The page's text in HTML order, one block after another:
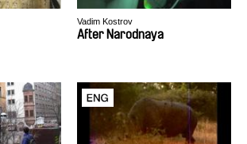
Vadim Kostrov
After Narodnaya